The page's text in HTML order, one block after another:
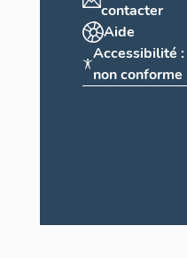
contacter
Aide
Accessibilité :
non conforme